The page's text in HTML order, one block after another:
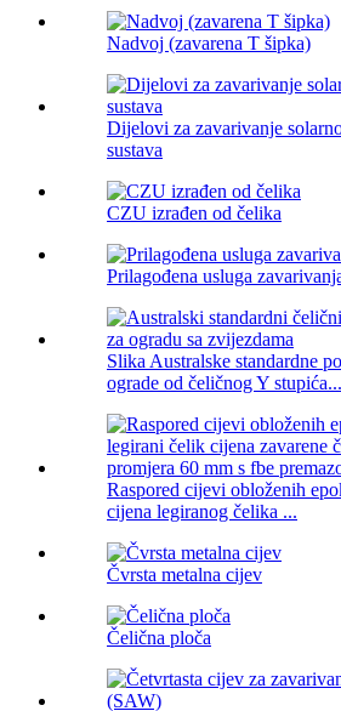
Nadvoj (zavarena T šipka)
Dijelovi za zavarivanje
sustava
CZU izrađen od čelika
Prilagođena usluga
Slika Australske standardne
ograde od čeličnog Y stupića...
Raspored cijevi obloženih
cijena legiranog čelika ...
Čvrsta metalna cijev
Čelična ploča